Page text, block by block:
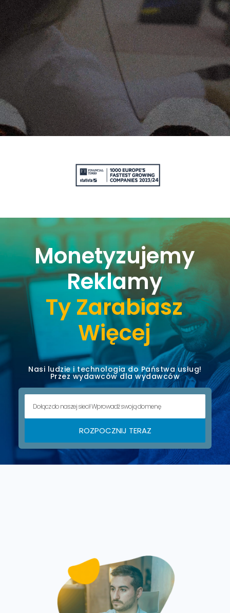
Monetyzujemy
Reklamy
Ty Zarabiasz
Więcej
Nasi ludzie i technologia do Państwa usług!
Przez wydawców dla wydawców
ROZPOCZNIJ TERAZ